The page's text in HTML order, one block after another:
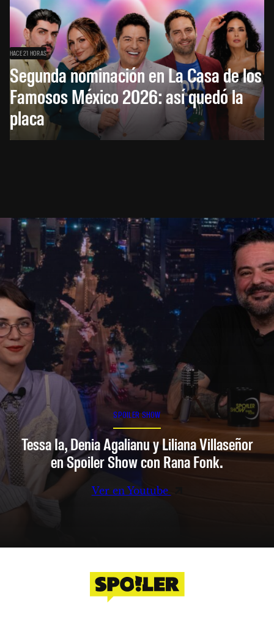
HACE 21 HORAS
Segunda nominación en La Casa de los
Famosos México 2026: así quedó la
placa
SPOILER SHOW
Tessa Ia, Denia Agalianu y Liliana Villaseñor
en Spoiler Show con Rana Fonk.
Ver en Youtube